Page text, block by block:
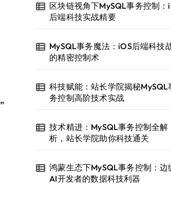
区块链视角下MySQL事务控制：
后端科技实战精要
MySQL事务魔法：iOS后端科技
的精密控制术
科技赋能：站长学院揭秘MySQL
务控制高阶技术实战
技术精进：MySQL事务控制全解
析，站长学院助你科技通关
鸿蒙生态下MySQL事务控制：边
AI开发者的数据科技利器